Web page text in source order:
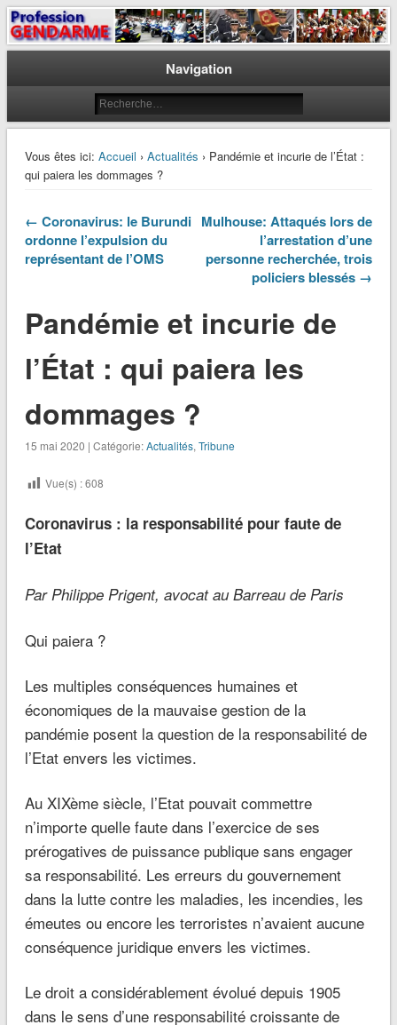
Profession Gendarme
Le journal des gendarmes
Navigation
Vous êtes ici: Accueil › Actualités › Pandémie et incurie de l’État :
qui paiera les dommages ?
← Coronavirus: le Burundi
ordonne l’expulsion du
représentant de l’OMS
Mulhouse: Attaqués lors de
l’arrestation d’une
personne recherchée, trois
policiers blessés →
Pandémie et incurie de
l’État : qui paiera les
dommages ?
15 mai 2020 | Catégorie:Actualités, Tribune
Vue(s) :608
Coronavirus : la responsabilité pour faute de
l’Etat
Par Philippe Prigent, avocat au Barreau de Paris
Qui paiera ?
Les multiples conséquences humaines et
économiques de la mauvaise gestion de la
pandémie posent la question de la responsabilité de
l’Etat envers les victimes.
Au XIXème siècle, l’Etat pouvait commettre
n’importe quelle faute dans l’exercice de ses
prérogatives de puissance publique sans engager
sa responsabilité. Les erreurs du gouvernement
dans la lutte contre les maladies, les incendies, les
émeutes ou encore les terroristes n’avaient aucune
conséquence juridique envers les victimes.
Le droit a considérablement évolué depuis 1905
dans le sens d’une responsabilité croissante de